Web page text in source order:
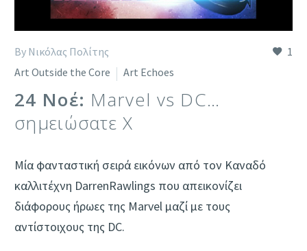
1
By Νικόλας Πολίτης
Art Outside the Core
Art Echoes
24 Νοέ: Marvel vs DC…
σημειώσατε Χ
Μία φανταστική σειρά εικόνων από τον Καναδό
καλλιτέχνη DarrenRawlings που απεικονίζει
διάφορους ήρωες της Marvel μαζί με τους
αντίστοιχους της DC.